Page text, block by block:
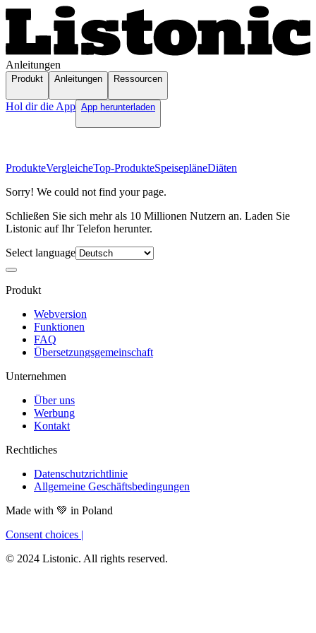
Anleitungen
Produkt Anleitungen Ressourcen
Hol dir die App App herunterladen
ProdukteVergleicheTop-ProdukteSpeisepläneDiäten
Sorry! We could not find your page.
Schließen Sie sich mehr als 10 Millionen Nutzern an. Laden Sie
Listonic auf Ihr Telefon herunter.
Select language
Produkt
Webversion
Funktionen
FAQ
Übersetzungsgemeinschaft
Unternehmen
Über uns
Werbung
Kontakt
Rechtliches
Datenschutzrichtlinie
Allgemeine Geschäftsbedingungen
Made with 💚 in Poland
Consent choices
© 2024 Listonic. All rights reserved.